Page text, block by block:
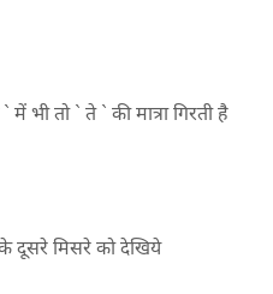
भी तो ` ते ` की मात्रा गिरती है
दूसरे मिसरे को देखिये